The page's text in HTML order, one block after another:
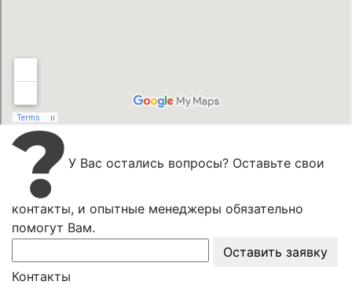
У Вас остались вопросы? Оставьте свои
контакты, и опытные менеджеры обязательно
помогут Вам.
Оставить заявку
Контакты